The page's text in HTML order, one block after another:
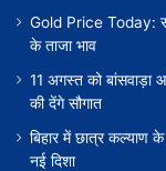
Gold Price Today:
के ताजा भाव
11 अगस्त को बांसवाड़ा
की देंगे सौगात
बिहार में छात्र कल्याण के
नई दिशा